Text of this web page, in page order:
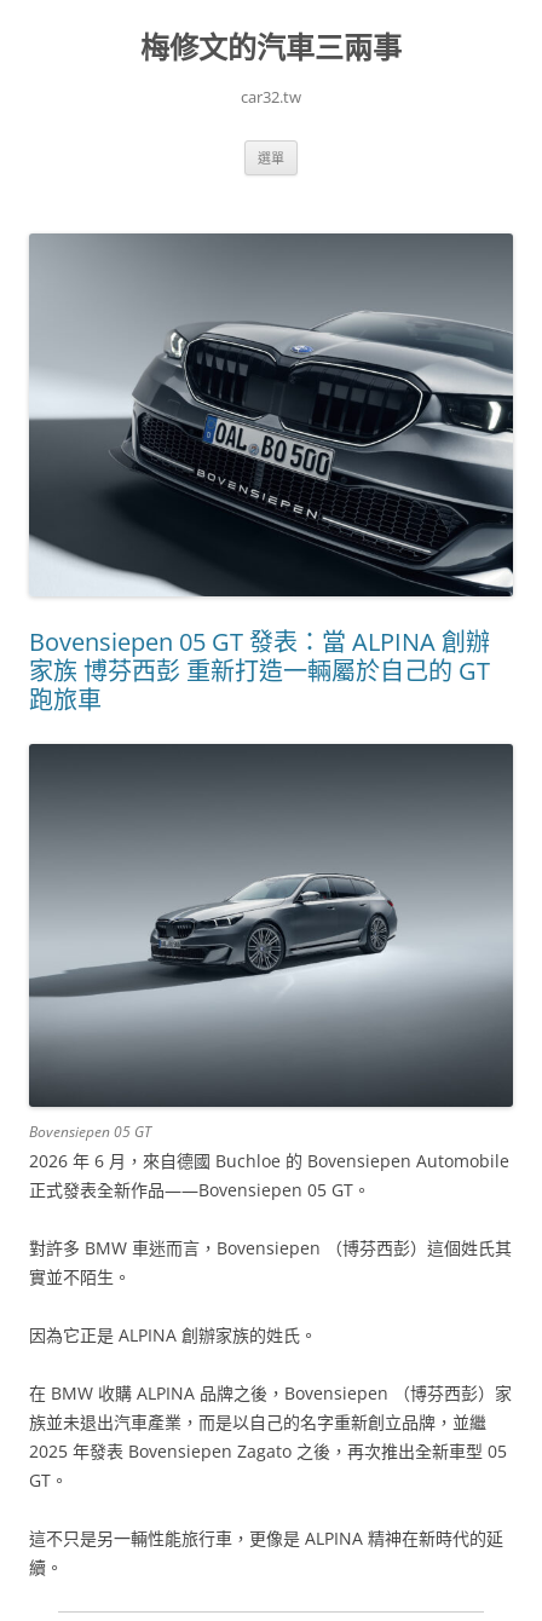
梅修文的汽車三兩事
car32.tw
選單
Bovensiepen 05 GT 發表：當 ALPINA 創辦
家族 博芬西彭 重新打造一輛屬於自己的 GT
跑旅車
Bovensiepen 05 GT
2026 年 6 月，來自德國 Buchloe 的 Bovensiepen Automobile
正式發表全新作品——Bovensiepen 05 GT。
對許多 BMW 車迷而言，Bovensiepen （博芬西彭）這個姓氏其
實並不陌生。
因為它正是 ALPINA 創辦家族的姓氏。
在 BMW 收購 ALPINA 品牌之後，Bovensiepen （博芬西彭）家
族並未退出汽車產業，而是以自己的名字重新創立品牌，並繼
2025 年發表 Bovensiepen Zagato 之後，再次推出全新車型 05
GT。
這不只是另一輛性能旅行車，更像是 ALPINA 精神在新時代的延
續。